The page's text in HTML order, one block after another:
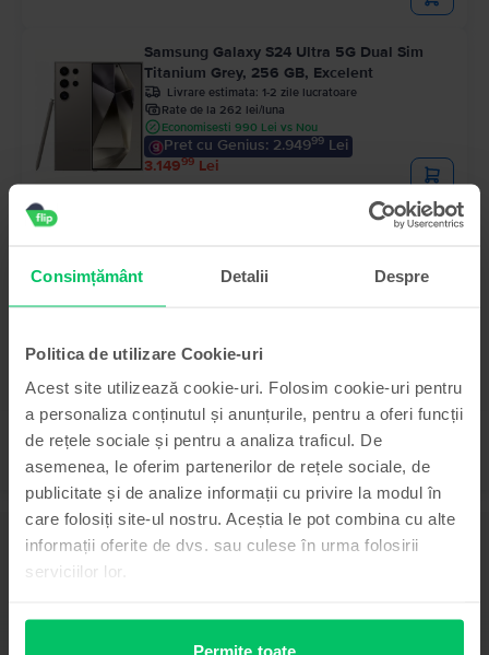
Consimțământ Detalii Despre
Politica de utilizare Cookie-uri
Acest site utilizează cookie-uri. Folosim cookie-uri pentru
a personaliza conținutul și anunțurile, pentru a oferi funcții
de rețele sociale și pentru a analiza traficul. De
asemenea, le oferim partenerilor de rețele sociale, de
publicitate și de analize informații cu privire la modul în
care folosiți site-ul nostru. Aceștia le pot combina cu alte
informații oferite de dvs. sau culese în urma folosirii
serviciilor lor.
Permite toate
Samsung Galaxy S24 Ultra 5G Dual Sim
Titanium Grey, 256 GB, Excelent
Livrare estimata: 1-2 zile lucratoare
Rate de la 262 lei/luna
Economisesti 990 Lei vs Nou
Pret cu Genius: 2.94999 Lei
3.14999 Lei
Livrare estimata: 1-2 zile lucratoare
Descriere
Telefon mobil Samsung Galaxy Note 20 5G, Gray, 256 GB, Bun
tehnologie? Ia-ti un Samsung Galaxy Note 20 5G reconditionat si bucura-te